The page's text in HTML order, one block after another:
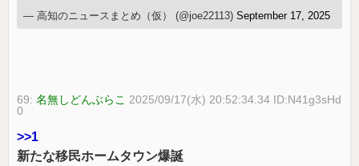
— 高知のニュースまとめ（仮） (@joe22113)September 17, 2025
69:名無しどんぶらこ 2025/09/17(水) 20:52:34.34 ID:N41g3sHd
0
>>1
新たな移民ホームタウン爆誕